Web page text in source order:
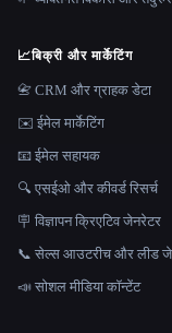
📈बिक्री और मार्केटिंग
📇 CRM और ग्राहक डेटा
✉️ ईमेल मार्केटिंग
📧 ईमेल सहायक
🔍 एसईओ और कीवर्ड रिसर्च
🪧 विज्ञापन क्रिएटिव जेनरेटर
📞 सेल्स आउटरीच और लीड
📣 सोशल मीडिया कॉन्टेंट